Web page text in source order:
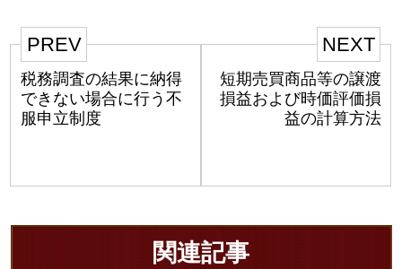
PREV
税務調査の結果に納得
できない場合に行う不
服申立制度
NEXT
短期売買商品等の譲渡
損益および時価評価損
益の計算方法
関連記事